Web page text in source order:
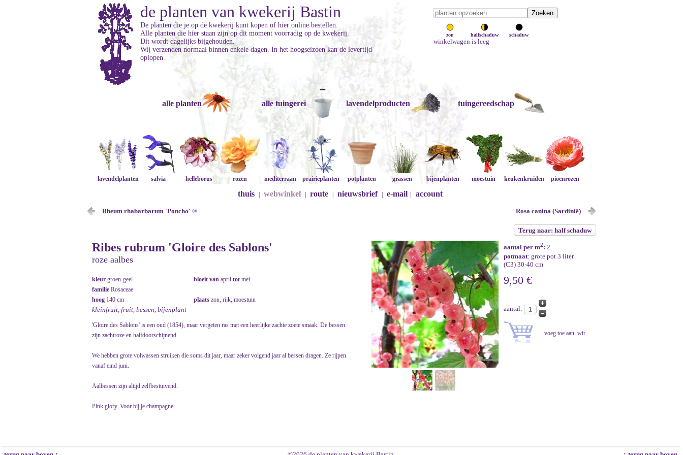
zon halfschaduw schaduw
winkelwagen is leeg
de planten van kwekerij Bastin
De planten die je op de kwekerij kunt kopen of hier online bestellen.
Alle planten die hier staan zijn op dit moment voorradig op de kwekerij.
Dit wordt dagelijks bijgehouden.
Wij verzenden normaal binnen enkele dagen. In het hoogseizoen kan de levertijd
oplopen.
alle planten alle tuingerei lavendelproducten tuingereedschap
lavendelplanten salvia helleborus rozen mediterraan prairieplanten potplanten grassen bijenplanten moestuin keukenkruiden pioenrozen
thuis webwinkel route nieuwsbrief e-mail account
Rheum rhabarbarum 'Poncho' ® Rosa canina (Sardinië)
Terug naar: half schaduw
Ribes rubrum 'Gloire des Sablons'
roze aalbes
kleur groen-geel bloeit van april tot mei
familie Rosaceae
hoog 140 cm plaats zon, rijk, moestuin
kleinfruit, fruit, bessen, bijenplant
'Gloire des Sablons' is een oud (1854), maar vergeten ras met een heerlijke zachte zoete smaak. De bessen
zijn zachtroze en halfdoorschijnend
We hebben grote volwassen struiken die soms dit jaar, maar zeker volgend jaar al bessen dragen. Ze rijpen
vanaf eind juni.
Aalbessen zijn altijd zelfbestuivend.
Pink glory. Voor bij je champagne.
aantal per m2: 2
potmaat: grote pot 3 liter
(C3) 30-40 cm
9,50 €
aantal: